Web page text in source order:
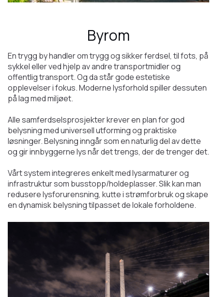
Byrom
En trygg by handler om trygg og sikker ferdsel, til fots, på
sykkel eller ved hjelp av andre transportmidler og
offentlig transport. Og da står gode estetiske
opplevelser i fokus. Moderne lysforhold spiller dessuten
på lag med miljøet.
Alle samferdselsprosjekter krever en plan for god
belysning med universell utforming og praktiske
løsninger. Belysning inngår som en naturlig del av dette
og gir innbyggerne lys når det trengs, der de trenger det.
Vårt system integreres enkelt med lysarmaturer og
infrastruktur som busstopp/holdeplasser. Slik kan man
redusere lysforurensning, kutte i strømforbruk og skape
en dynamisk belysning tilpasset de lokale forholdene.